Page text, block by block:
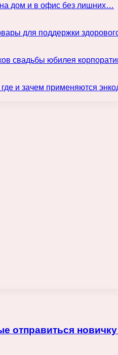
дом и в офис без лишних…
для поддержки
свадьбы юбилея
где и зачем применяются
отправиться